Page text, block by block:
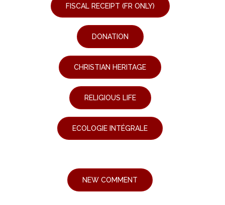
FISCAL RECEIPT (FR ONLY)
DONATION
CHRISTIAN HERITAGE
RELIGIOUS LIFE
ECOLOGIE INTÉGRALE
NEW COMMENT